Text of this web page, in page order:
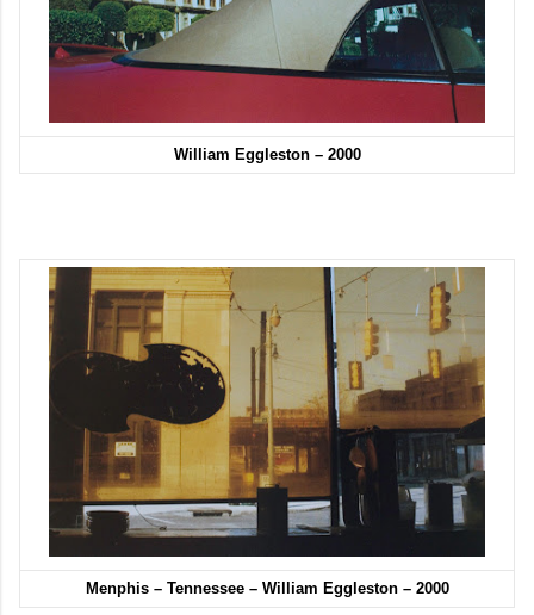
William Eggleston – 2000
Menphis – Tennessee – William Eggleston – 2000